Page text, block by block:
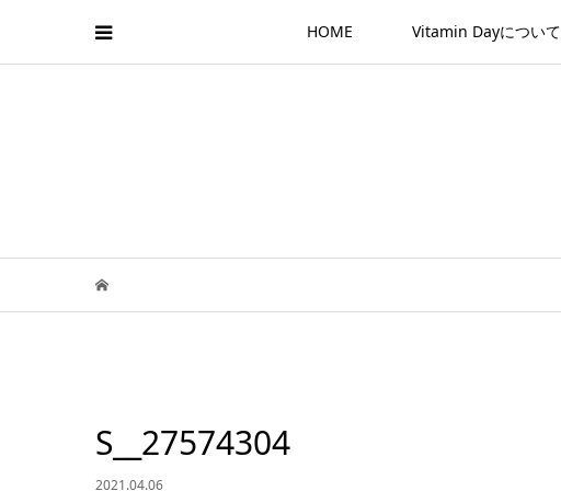
HOME Vitamin Dayについて
S__27574304
2021.04.06